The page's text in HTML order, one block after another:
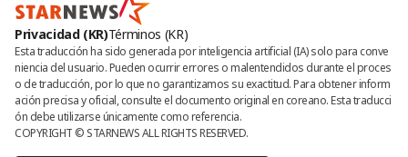
STARPOLL
Privacidad (KR)Términos (KR)
Esta traducción ha sido generada por inteligencia artificial (IA) solo para conve
niencia del usuario. Pueden ocurrir errores o malentendidos durante el proces
o de traducción, por lo que no garantizamos su exactitud. Para obtener inform
ación precisa y oficial, consulte el documento original en coreano. Esta traducci
ón debe utilizarse únicamente como referencia.
COPYRIGHT © STARNEWS ALL RIGHTS RESERVED.